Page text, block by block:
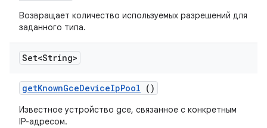
Возвращает количество используемых разрешений для
заданного типа.
Set<String>
getKnownGceDeviceIpPool ()
Известное устройство gce, связанное с конкретным
IP-адресом.